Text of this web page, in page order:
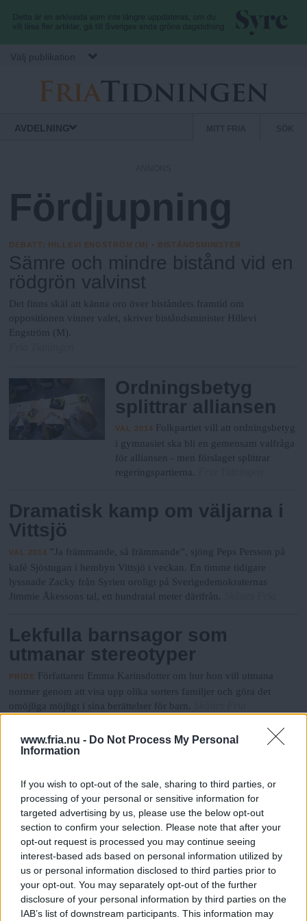
www.fria.nu - Do Not Process My Personal
Information
If you wish to opt-out of the sale, sharing to third parties, or
processing of your personal or sensitive information for
targeted advertising by us, please use the below opt-out
section to confirm your selection. Please note that after your
opt-out request is processed you may continue seeing
interest-based ads based on personal information utilized by
us or personal information disclosed to third parties prior to
your opt-out. You may separately opt-out of the further
disclosure of your personal information by third parties on the
IAB’s list of downstream participants. This information may
Hoppa till huvudinnehåll
Välj publikation
AVDELNING
n
d
ä
r
m
n
Fördjupning
DEBATT: HILLEVI ENGSTRÖM (M) • BISTÅNDSMINISTER
Sämre och mindre bistånd vid en
rödgrön valvinst
Det finns skäl att känna oro över biståndets framtid om
oppositionen vinner valet, skriver biståndsminister Hillevi
Engström (M).
Ordningsbetyg
splittrar alliansen
VAL 2014 Folkpartiet vill att ordningsbetyg
i gymnasiet ska bli en gemensam valfråga
för alliansen - men förslaget splittrar
regeringspartierna.
Dramatisk kamp om väljarna i
Vittsjö
VAL 2014
”Ja främmande, så främmande”, sjöng Peps Persson på
kafé Sjöstugan i hembyn Vittsjö i veckan. En timme tidigare
lyssnade Zacky från Syrien oroligt på Sverigedemokraternas
Jimmie Åkessons tal, ett hundratal meter därifrån.
Lekfulla barnsagor som
utmanar stereotyper
PRIDE
Författaren Emma Karinsdotter om hur hon vill utmana
normer genom att visa upp olika sorters familjer och göra det
omöjliga möjligt i sina berättelser för barn.
Privatiseringar – stridsfråga i
VAL 2014
Som första del ut i GFT:s valbevakning listas frågorna
som får det att hetta till: privatiseringar och vinster.Göteborgs Fria
”Paraden riskerar att bli ett
jippo”
Regnbågsfestivalen bör handla mer om de kampfrågor som
är viktiga för hbtq-personer, menar en representant för rosa-svarta
blocket, som kommer finnas med i prideparaden på lördag.Skånes